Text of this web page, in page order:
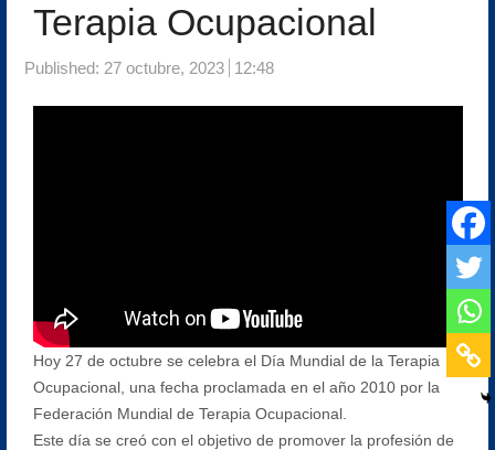
Terapia Ocupacional
Published: 27 octubre, 2023 12:48
Hoy 27 de octubre se celebra el Día Mundial de la Terapia
Ocupacional, una fecha proclamada en el año 2010 por la
Federación Mundial de Terapia Ocupacional.
Este día se creó con el objetivo de promover la profesión de